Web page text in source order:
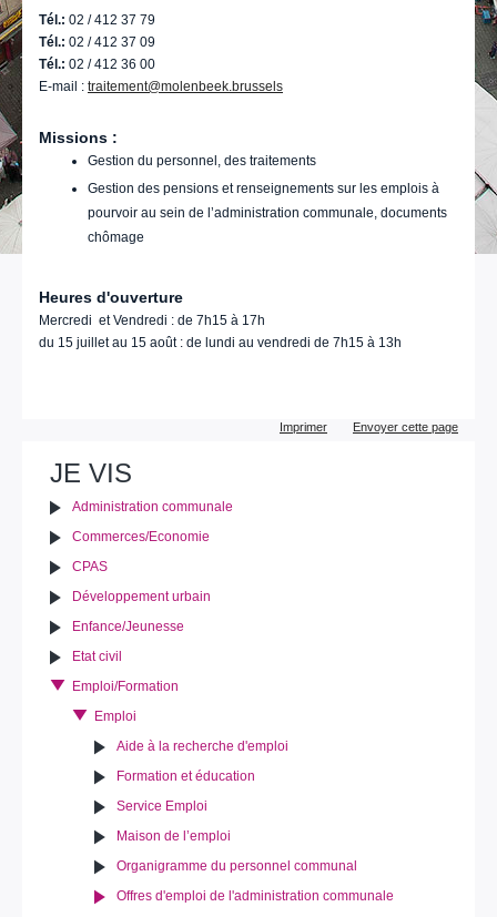
Tél.: 02 / 412 37 79
Tél.: 02 / 412 37 09
Tél.: 02 / 412 36 00
E-mail : traitement@molenbeek.brussels
Missions :
Gestion du personnel, des traitements
Gestion des pensions et renseignements sur les emplois à
pourvoir au sein de l’administration communale, documents
chômage
Heures d'ouverture
Mercredi et Vendredi : de 7h15 à 17h
du 15 juillet au 15 août : de lundi au vendredi de 7h15 à 13h
Imprimer Envoyer cette page
JE VIS
Administration communale
Commerces/Economie
CPAS
Développement urbain
Enfance/Jeunesse
Etat civil
Emploi/Formation
Emploi
Aide à la recherche d'emploi
Formation et éducation
Service Emploi
Maison de l’emploi
Organigramme du personnel communal
Offres d'emploi de l'administration communale